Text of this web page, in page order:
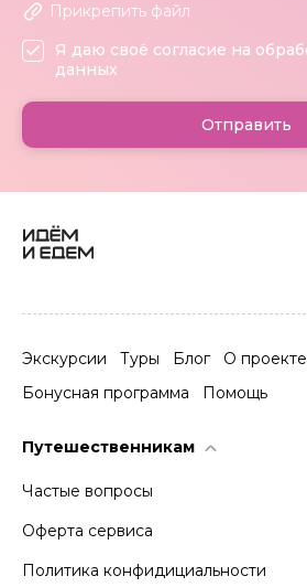
Экскурсии Туры Блог
О проекте
Бонусная программа
Помощь
Путешественникам
Частые вопросы
Оферта сервиса
Политика конфидициальности
Прикрепить файл
Я даю своё согласие на
данных
Отправить